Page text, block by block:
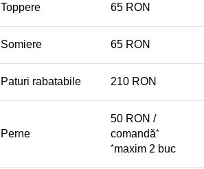
Toppere 65 RON
Somiere 65 RON
Paturi rabatabile 210 RON
Perne
50 RON /
comandă*
*maxim 2 buc